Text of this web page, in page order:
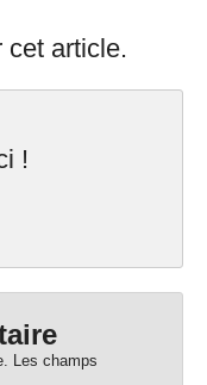
cet article.
!
Les champs